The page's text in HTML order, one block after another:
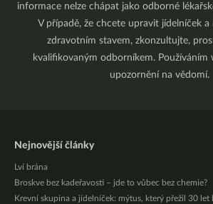
informace nelze chápat jako odborné
V případě, že chcete upravit jídelníček a
zdravotním stavem, zkonzultujte,
kvalifikovaným odborníkem.
upozornění na vědomí.
Nejnovější články
Lví brána
Broskve bez kadeřavosti – jde to vůbec bez chemie?
Krevní skupina a jídelníček: mýtus, který přežil 30 let